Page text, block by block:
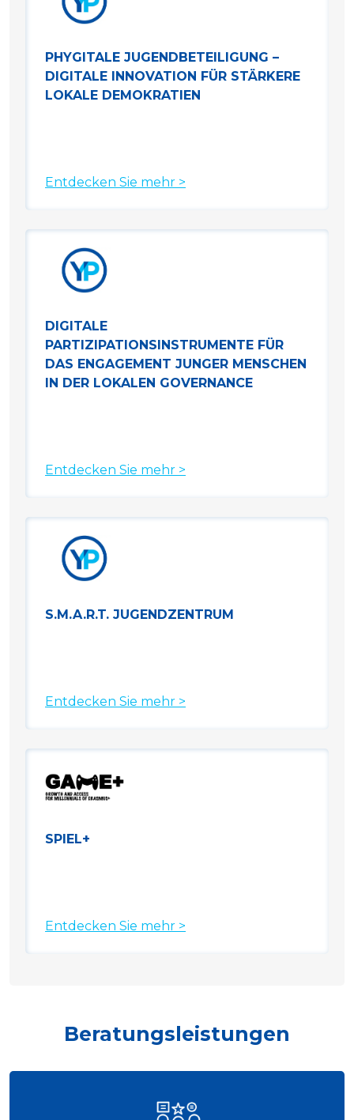
PHYGITALE JUGENDBETEILIGUNG –
DIGITALE INNOVATION FÜR STÄRKERE
LOKALE DEMOKRATIEN
Entdecken Sie mehr >
DIGITALE
PARTIZIPATIONSINSTRUMENTE FÜR
DAS ENGAGEMENT JUNGER MENSCHEN
IN DER LOKALEN GOVERNANCE
Entdecken Sie mehr >
S.M.A.R.T. JUGENDZENTRUM
Entdecken Sie mehr >
SPIEL+
Entdecken Sie mehr >
Beratungsleistungen